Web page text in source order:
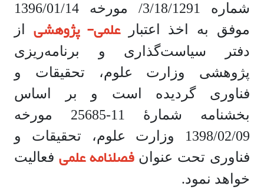
شماره 3/18/1291/ مورخه 1396/01/14
موفق به اخذ اعتبارعلمی- پژوهشی از
دفتر سیاست‌گذاری و برنامه‌ریزی
پژوهشی وزارت علوم، تحقیقات و
فناوری گردیده است و بر اساس
بخشنامه شمارۀ 11-25685 مورخه
1398/02/09 وزارت علوم، تحقیقات و
فناوری تحت عنوانفصلنامه علمی فعالیت
خواهد نمود.